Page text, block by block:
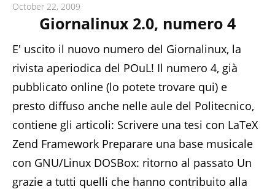
Posts
October 22, 2009
Giornalinux 2.0, numero 4
E' uscito il nuovo numero del Giornalinux, la
rivista aperiodica del POuL! Il numero 4, già
pubblicato online (lo potete trovare qui) e
presto diffuso anche nelle aule del Politecnico,
contiene gli articoli: Scrivere una tesi con LaTeX
Zend Framework Preparare una base musicale
con GNU/Linux DOSBox: ritorno al passato Un
grazie a tutti quelli che hanno contribuito alla